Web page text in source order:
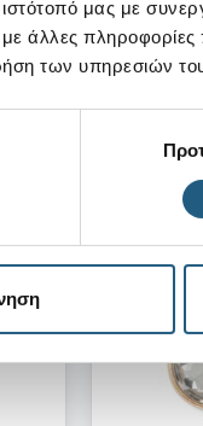
ιστότοπό μας με
άλλες πληροφορίες
των υπηρεσιών